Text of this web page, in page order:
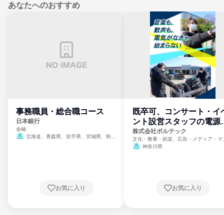
あなたへのおすすめ
事務職員・総合職コース
日本銀行
金融
北海道、青森県、岩手県、宮城県、秋田
崎県、熊本県、大分県、宮崎県、鹿児島県、
お気に入り
既卒可、コンサート・イ
ント設営スタッフの電源
門
株式会社ボルテック
文化・教養・娯楽、広告・メディア・マ
ミ、電力・ガス・水道・エネルギー
神奈川県
お気に入り